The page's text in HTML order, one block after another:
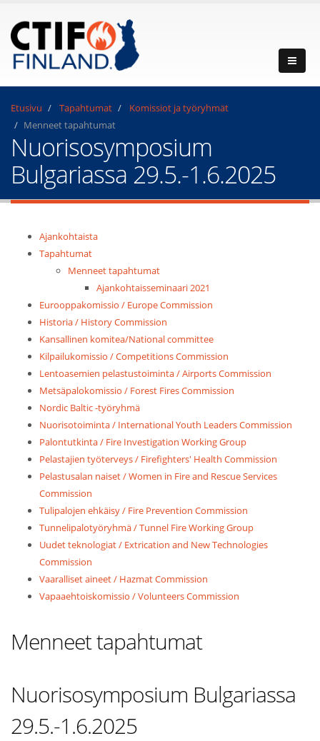
Etusivu Tapahtumat
Komissiot ja työryhmät
Menneet tapahtumat
Nuorisosymposium
Bulgariassa 29.5.-1.6.2025
Ajankohtaista
Tapahtumat
Menneet tapahtumat
Ajankohtaisseminaari 2021
Eurooppakomissio / Europe Commission
Historia / History Commission
Kansallinen komitea/National committee
Kilpailukomissio / Competitions Commission
Lentoasemien pelastustoiminta / Airports Commission
Metsäpalokomissio / Forest Fires Commission
Nordic Baltic -työryhmä
Nuorisotoiminta / International Youth Leaders Commission
Palontutkinta / Fire Investigation Working Group
Pelastajien työterveys / Firefighters' Health Commission
Pelastusalan naiset / Women in Fire and Rescue Services
Commission
Tulipalojen ehkäisy / Fire Prevention Commission
Tunnelipalotyöryhmä / Tunnel Fire Working Group
Uudet teknologiat / Extrication and New Technologies
Commission
Vaaralliset aineet / Hazmat Commission
Vapaaehtoiskomissio / Volunteers Commission
Menneet tapahtumat
Nuorisosymposium Bulgariassa
29.5.-1.6.2025